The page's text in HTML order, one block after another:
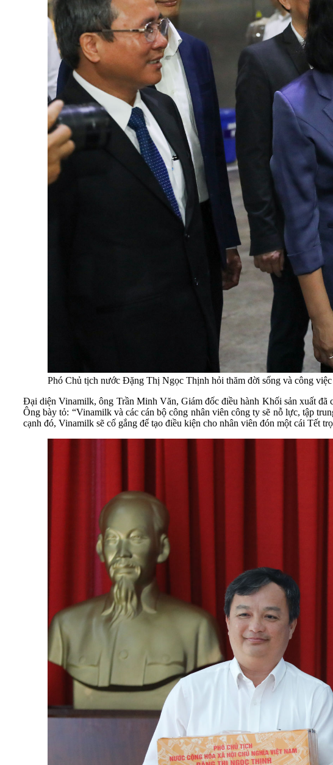
Phó Chủ tịch nước Đặng Thị Ngọc Thịnh hỏi thăm đời sống và công việc
Đại diện Vinamilk, ông Trần Minh Văn, Giám đốc điều hành Khối sản xuất đã
Ông bày tỏ: “Vinamilk và các cán bộ công nhân viên công ty sẽ nỗ lực, tập
cạnh đó, Vinamilk sẽ cố gắng để tạo điều kiện cho nhân viên đón một cái Tết